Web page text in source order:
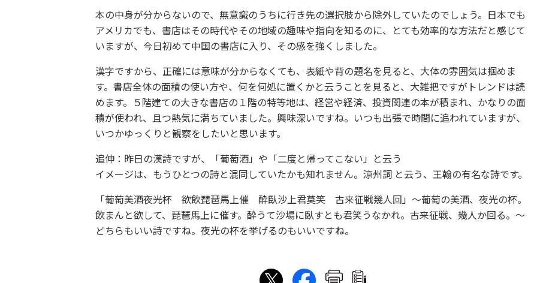
本の中身が分からないので、無意識のうちに行き先の選択肢から除外していたのでしょう。日本でも
アメリカでも、書店はその時代やその地域の趣味や指向を知るのに、とても効率的な方法だと感じて
いますが、今日初めて中国の書店に入り、その感を強くしました。
漢字ですから、正確には意味が分からなくても、表紙や背の題名を見ると、大体の雰囲気は掴めま
す。書店全体の面積の使い方や、何を何処に置くかと云うことを見ると、大雑把ですがトレンドは読
めます。５階建ての大きな書店の１階の特等地は、経営や経済、投資関連の本が積まれ、かなりの面
積が使われ、且つ熱気に満ちていました。興味深いですね。いつも出張で時間に追われていますが、
いつかゆっくりと観察をしたいと思います。
追伸：昨日の漢詩ですが、「葡萄酒」や「二度と帰ってこない」と云う
イメージは、もうひとつの詩と混同していたかも知れません。涼州詞 と云う、王翰の有名な詩です。
「葡萄美酒夜光杯 欲飲琵琶馬上催 酔臥沙上君莫笑 古来征戦幾人回」〜葡萄の美酒、夜光の杯。
飲まんと欲して、琵琶馬上に催す。酔うて沙場に臥すとも君笑うなかれ。古来征戦、幾人か回る。〜
どちらもいい詩ですね。夜光の杯を挙げるのもいいですね。